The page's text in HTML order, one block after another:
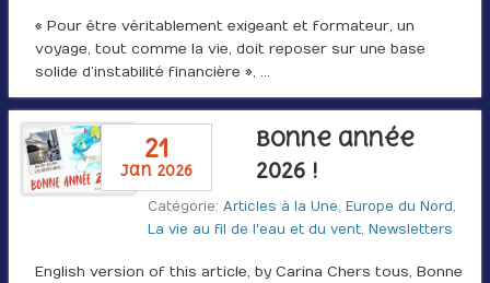
« Pour être véritablement exigeant et formateur, un
voyage, tout comme la vie, doit reposer sur une base
solide d’instabilité financière », …
21
jan 2026
Bonne année
2026 !
Catégorie: Articles à la Une Europe du Nord
La vie au fil de l'eau et du vent, Newsletters
English version of this article, by Carina Chers tous, Bonne